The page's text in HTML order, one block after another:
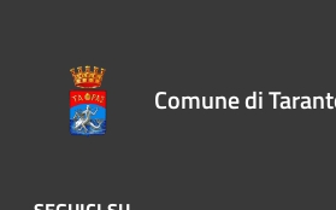
Comune di